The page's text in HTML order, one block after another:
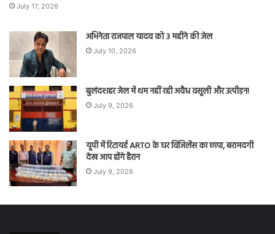
July 17, 2026
अभिनेता राजपाल यादव को 3 महीने की जेल
July 10, 2026
बुलंदशहर जेल में थम नहीं रही अवैध वसूली और उत्पीड़न!
July 9, 2026
यूपी में रिटायर्ड ARTO के घर विजिलेंस का छापा, बरामदगी
देख आप होंगे हैरान
July 9, 2026